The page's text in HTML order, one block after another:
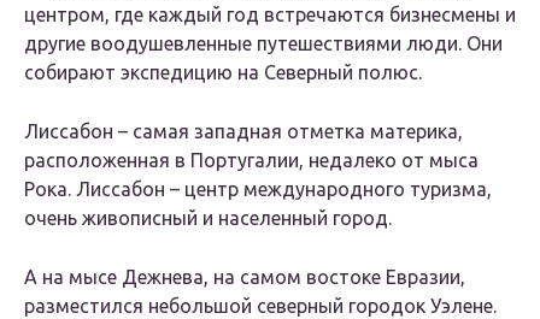
центром, где каждый год встречаются бизнесмены и
другие воодушевленные путешествиями люди. Они
собирают экспедицию на Северный полюс.
Лиссабон – самая западная отметка материка,
расположенная в Португалии, недалеко от мыса
Рока. Лиссабон – центр международного туризма,
очень живописный и населенный город.
А на мысе Дежнева, на самом востоке Евразии,
разместился небольшой северный городок Уэлене.